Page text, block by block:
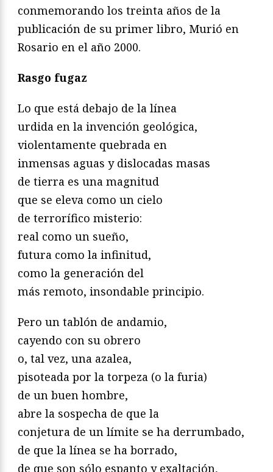
conmemorando los treinta años de la
publicación de su primer libro, Murió en
Rosario en el año 2000.
Rasgo fugaz
Lo que está debajo de la línea
urdida en la invención geológica,
violentamente quebrada en
inmensas aguas y dislocadas masas
de tierra es una magnitud
que se eleva como un cielo
de terrorífico misterio:
real como un sueño,
futura como la infinitud,
como la generación del
más remoto, insondable principio.
Pero un tablón de andamio,
cayendo con su obrero
o, tal vez, una azalea,
pisoteada por la torpeza (o la furia)
de un buen hombre,
abre la sospecha de que la
conjetura de un límite se ha derrumbado,
de que la línea se ha borrado,
de que son sólo espanto y exaltación,